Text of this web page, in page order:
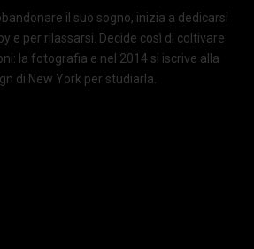
il suo sogno, inizia a dedicarsi
e per rilassarsi. Decide così di coltivare
la fotografia e nel 2014 si iscrive alla
di New York per studiarla.